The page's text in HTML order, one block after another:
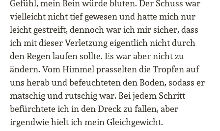
Gefühl, mein Bein würde bluten. Der Schuss war
vielleicht nicht tief gewesen und hatte mich nur
leicht gestreift, dennoch war ich mir sicher, dass
ich mit dieser Verletzung eigentlich nicht durch
den Regen laufen sollte. Es war aber nicht zu
ändern. Vom Himmel prasselten die Tropfen auf
uns herab und befeuchteten den Boden, sodass er
matschig und rutschig war. Bei jedem Schritt
befürchtete ich in den Dreck zu fallen, aber
irgendwie hielt ich mein Gleichgewicht.